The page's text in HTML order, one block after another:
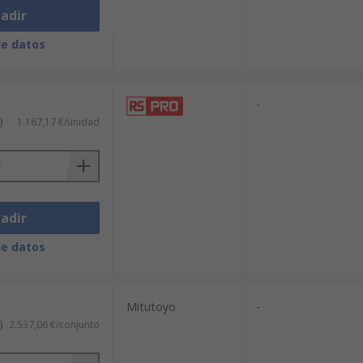
datos
1.167,17 €/unidad
datos
-
2.537,06 €/conjunto
Mitutoyo -